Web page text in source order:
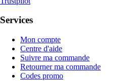
Services
Mon compte
Centre d'aide
Suivre ma commande
Retourner ma commande
Codes promo